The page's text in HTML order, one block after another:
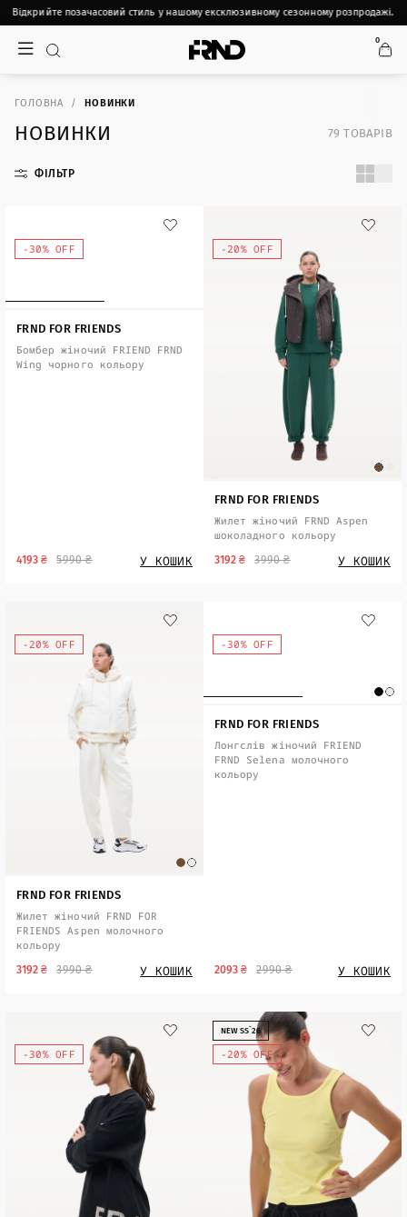
позачасовий стиль у нашому ексклюзивному сезонному розпродажі.
0
ГОЛОВНА НОВИНКИ
НОВИНКИ 79 ТОВАРІВ
ФІЛЬТР
-30% OFF
FRND FOR FRIENDS
Бомбер жіночий FRIEND FRND
Wing чорного кольору
5990 ₴
4193 ₴ У КОШИК
-20% OFF
FRND FOR FRIENDS
Жилет жіночий FRND Aspen
шоколадного кольору
3990 ₴
3192 ₴ У КОШИК
-20% OFF
FRND FOR FRIENDS
Жилет жіночий FRND FOR
FRIENDS Aspen молочного
кольору
3990 ₴
3192 ₴ У КОШИК
-30% OFF
FRND FOR FRIENDS
Лонгслів жіночий FRIEND
FRND Selena молочного
кольору
2990 ₴
2093 ₴ У КОШИК
-30% OFF -20% OFF
NEW SS`26